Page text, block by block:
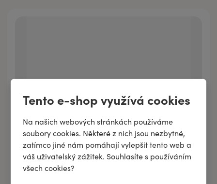
Tento e-shop využívá cookies
Na našich webových stránkách používáme
soubory cookies. Některé z nich jsou nezbytné,
zatímco jiné nám pomáhají vylepšit tento web a
váš uživatelský zážitek. Souhlasíte s používáním
všech cookies?
Sušený kořen HARPAGOFYT